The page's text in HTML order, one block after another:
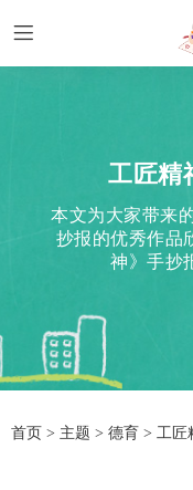
工匠精
本文为大家带来
抄报的优秀作品
神》手抄
首页 > 主题 > 德育 > 工匠